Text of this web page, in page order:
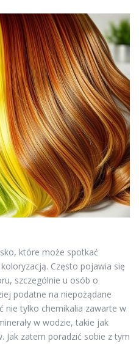
które może spotkać
Często pojawia się
szczególnie u osób o
podatne na niepożądane
nie tylko chemikalia zawarte w
w wodzie, takie jak
Jak zatem poradzić sobie z tym